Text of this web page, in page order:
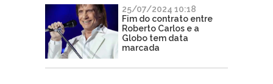
25/07/2024 10:18
Fim do contrato entre
Roberto Carlos e a
Globo tem data
marcada